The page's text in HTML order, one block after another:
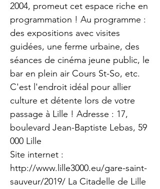
2004, promeut cet espace riche en
programmation ! Au programme :
des expositions avec visites
guidées, une ferme urbaine, des
séances de cinéma jeune public, le
bar en plein air Cours St-So, etc.
C'est l'endroit idéal pour allier
culture et détente lors de votre
passage à Lille ! Adresse : 17,
boulevard Jean-Baptiste Lebas, 59
000 Lille
Site internet :
http://www.lille3000.eu/gare-saint-
sauveur/2019/ La Citadelle de Lille